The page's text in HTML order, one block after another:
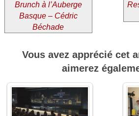
Brunch à l’Auberge
Basque – Cédric
Béchade
Vous avez apprécié cet
aimerez